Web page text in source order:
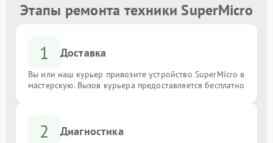
Этапы ремонта техники SuperMicro
1 Доставка
Вы или наш курьер привозите устройство SuperMicro в
мастерскую. Вызов курьера предоставляется бесплатно
2 Диагностика